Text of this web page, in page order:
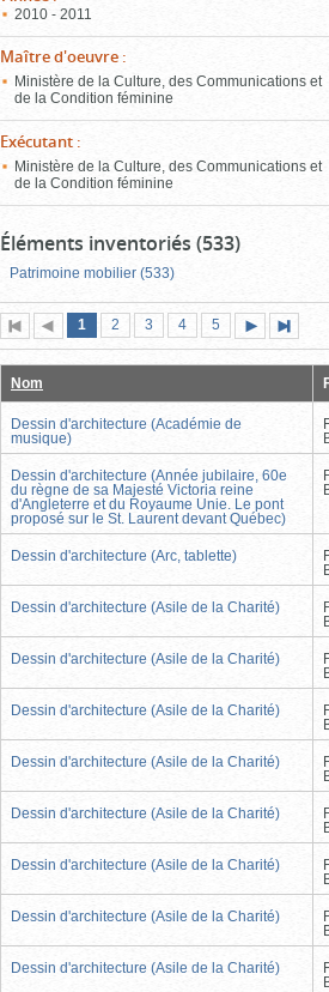
2010 - 2011
Maître d'oeuvre :
Ministère de la Culture, des Communications et
de la Condition féminine
Exécutant :
Ministère de la Culture, des Communications et
de la Condition féminine
Éléments inventoriés (533)
Patrimoine mobilier (533)
Première
page
Page
précédente
Page
1 (page
actuelle)
Page
2 Page
3 Page
4 Page
5
suivante
page
Nom
Dessin d'architecture (Académie de
musique)
Dessin d'architecture (Année jubilaire, 60e
du règne de sa Majesté Victoria reine
d'Angleterre et du Royaume Unie. Le pont
proposé sur le St. Laurent devant Québec)
Dessin d'architecture (Arc, tablette)
Dessin d'architecture (Asile de la Charité)
Dessin d'architecture (Asile de la Charité)
Dessin d'architecture (Asile de la Charité)
Dessin d'architecture (Asile de la Charité)
Dessin d'architecture (Asile de la Charité)
Dessin d'architecture (Asile de la Charité)
Dessin d'architecture (Asile de la Charité)
Dessin d'architecture (Asile de la Charité)